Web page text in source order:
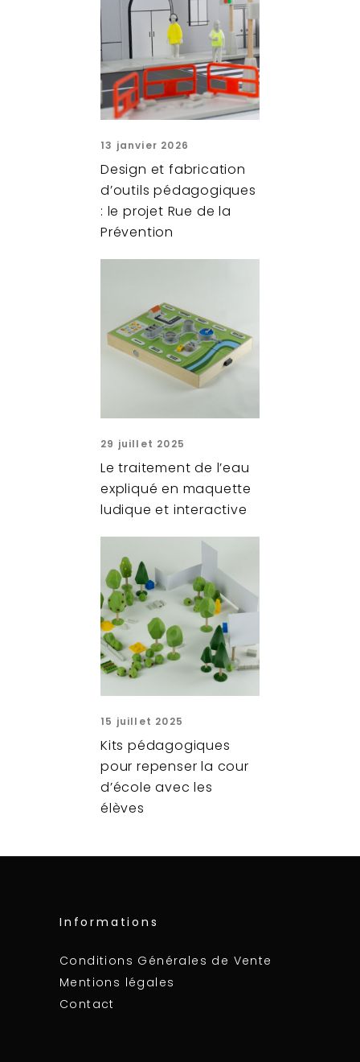
13 janvier 2026
Design et fabrication
d’outils pédagogiques
: le projet Rue de la
Prévention
29 juillet 2025
Le traitement de l’eau
expliqué en maquette
ludique et interactive
15 juillet 2025
Kits pédagogiques
pour repenser la cour
d’école avec les
élèves
Informations
Conditions Générales de Vente
Mentions légales
Contact